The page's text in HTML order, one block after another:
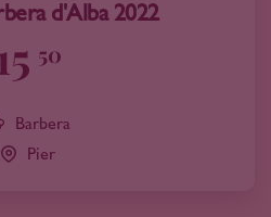
d'Alba 2022
50
Barbera
Pier